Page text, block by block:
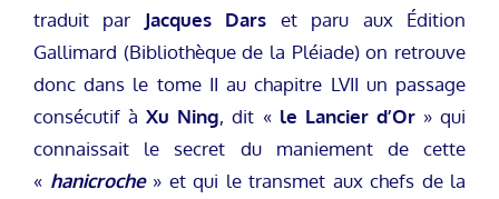
traduit par Jacques Dars et paru aux Édition
Gallimard (Bibliothèque de la Pléiade) on retrouve
donc dans le tome II au chapitre LVII un passage
consécutif àXu Ning, dit « le Lancier d’Or» qui
connaissait le secret du maniement de cette
« hanicroche» et qui le transmet aux chefs de la